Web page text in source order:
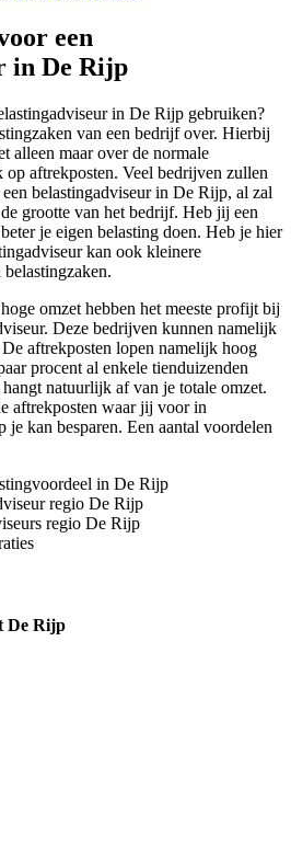
een
in De Rijp
in De Rijp gebruiken?
van een bedrijf over. Hierbij
alleen maar over de normale
aftrekposten. Veel bedrijven zullen
belastingadviseur in De Rijp, al zal
grootte van het bedrijf. Heb jij een
je eigen belasting doen. Heb je hier
kan ook kleinere
omzet hebben het meeste profijt bij
Deze bedrijven kunnen namelijk
aftrekposten lopen namelijk hoog
procent al enkele tienduizenden
hangt natuurlijk af van je totale omzet.
aftrekposten waar jij voor in
je kan besparen. Een aantal voordelen
in De Rijp
regio De Rijp
regio De Rijp
De Rijp